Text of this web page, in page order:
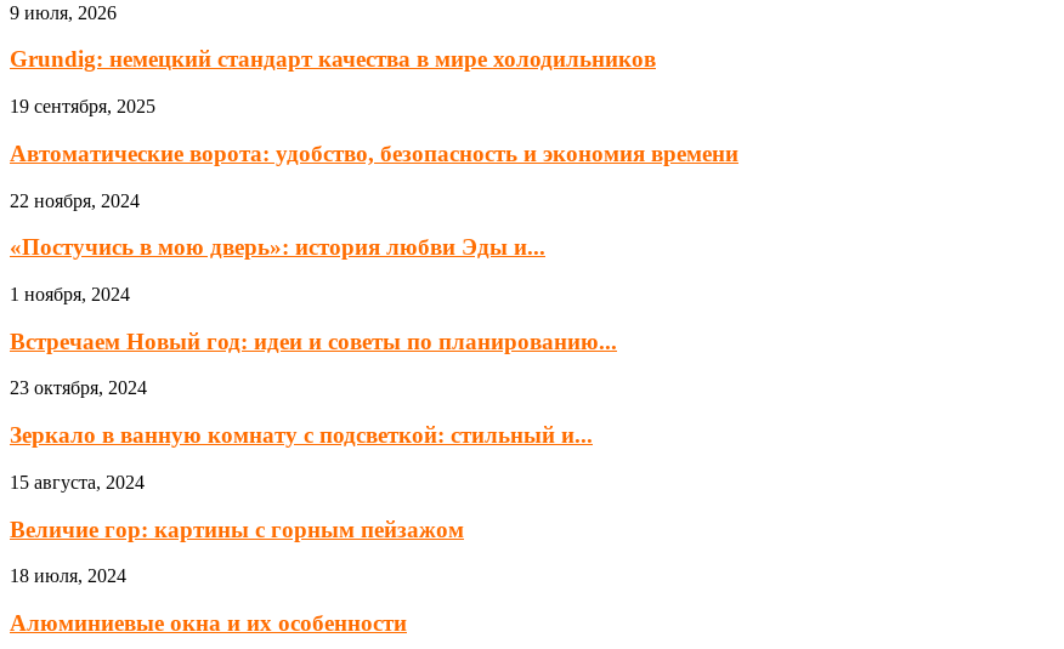
9 июля, 2026
Grundig: немецкий стандарт качества в мире холодильников
19 сентября, 2025
Автоматические ворота: удобство, безопасность и экономия времени
22 ноября, 2024
«Постучись в мою дверь»: история любви Эды и...
1 ноября, 2024
Встречаем Новый год: идеи и советы по планированию...
23 октября, 2024
Зеркало в ванную комнату с подсветкой: стильный и...
15 августа, 2024
Величие гор: картины с горным пейзажом
18 июля, 2024
Алюминиевые окна и их особенности